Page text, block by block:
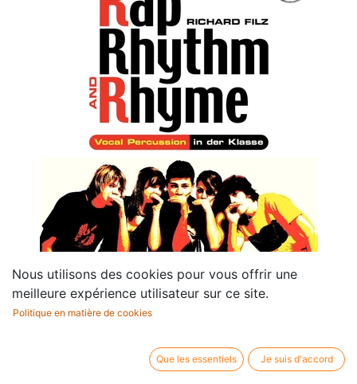
Rap, Rhythm & Rhyme (+ CD)
Nous utilisons des cookies pour vous offrir une
meilleure expérience utilisateur sur ce site.
Politique en matière de cookies
Que les essentiels Je suis d'accord